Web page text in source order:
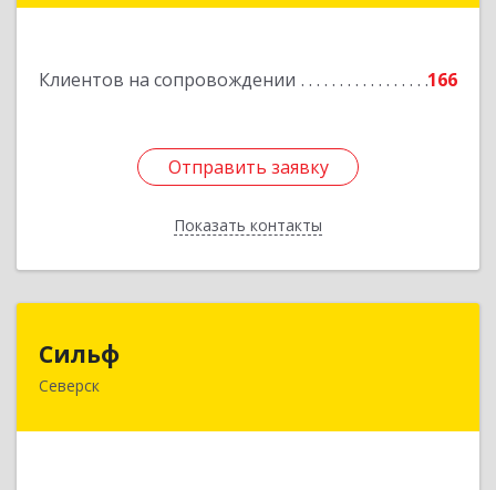
Клиентов на сопровождении 166
Отправить заявку
Показать контакты
Отправить заявку
Назад
Сильф
Северск
636000, Томская обл, Северск г, Спортивная ул,